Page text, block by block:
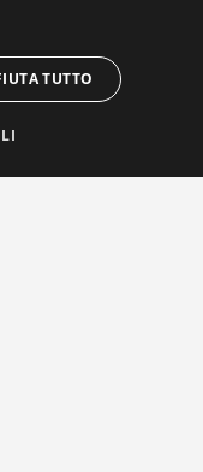
TUTTO